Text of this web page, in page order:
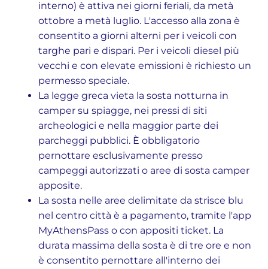
interno) è attiva nei giorni feriali, da metà
ottobre a metà luglio. L'accesso alla zona è
consentito a giorni alterni per i veicoli con
targhe pari e dispari. Per i veicoli diesel più
vecchi e con elevate emissioni è richiesto un
permesso speciale.
La legge greca vieta la sosta notturna in
camper su spiagge, nei pressi di siti
archeologici e nella maggior parte dei
parcheggi pubblici. È obbligatorio
pernottare esclusivamente presso
campeggi autorizzati o aree di sosta camper
apposite.
La sosta nelle aree delimitate da strisce blu
nel centro città è a pagamento, tramite l'app
MyAthensPass o con appositi ticket. La
durata massima della sosta è di tre ore e non
è consentito pernottare all'interno dei